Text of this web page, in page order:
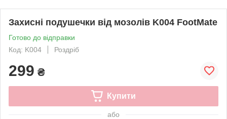
Захисні подушечки від мозолів K004 FootMate
Готово до відправки
Код: K004
Роздріб
299 ₴
Купити
або